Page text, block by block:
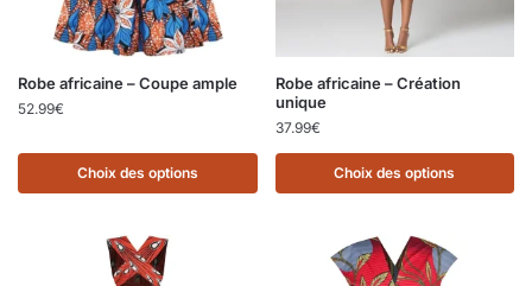
Robe africaine – Coupe ample
52.99€
Choix des options
Robe africaine – Création
unique
37.99€
Choix des options